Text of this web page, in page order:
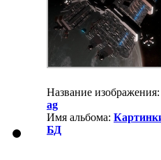
Название изображения:
ag
Имя альбома:
БД